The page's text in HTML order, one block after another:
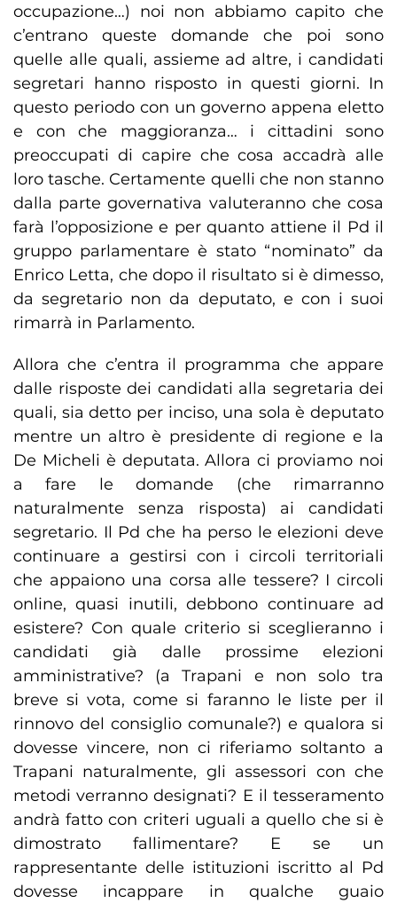
occupazione…) noi non abbiamo capito che
c’entrano queste domande che poi sono
quelle alle quali, assieme ad altre, i candidati
segretari hanno risposto in questi giorni. In
questo periodo con un governo appena eletto
e con che maggioranza… i cittadini sono
preoccupati di capire che cosa accadrà alle
loro tasche. Certamente quelli che non stanno
dalla parte governativa valuteranno che cosa
farà l’opposizione e per quanto attiene il Pd il
gruppo parlamentare è stato “nominato” da
Enrico Letta, che dopo il risultato si è dimesso,
da segretario non da deputato, e con i suoi
rimarrà in Parlamento.
Allora che c’entra il programma che appare
dalle risposte dei candidati alla segretaria dei
quali, sia detto per inciso, una sola è deputato
mentre un altro è presidente di regione e la
De Micheli è deputata. Allora ci proviamo noi
a fare le domande (che rimarranno
naturalmente senza risposta) ai candidati
segretario. Il Pd che ha perso le elezioni deve
continuare a gestirsi con i circoli territoriali
che appaiono una corsa alle tessere? I circoli
online, quasi inutili, debbono continuare ad
esistere? Con quale criterio si sceglieranno i
candidati già dalle prossime elezioni
amministrative? (a Trapani e non solo tra
breve si vota, come si faranno le liste per il
rinnovo del consiglio comunale?) e qualora si
dovesse vincere, non ci riferiamo soltanto a
Trapani naturalmente, gli assessori con che
metodi verranno designati? E il tesseramento
andrà fatto con criteri uguali a quello che si è
dimostrato fallimentare? E se un
rappresentante delle istituzioni iscritto al Pd
dovesse incappare in qualche guaio